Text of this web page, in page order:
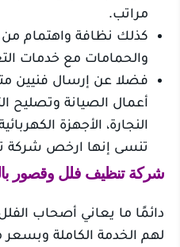
مراتب.
كذلك نظافة واهتمام
والحمامات مع خدمات
فضلا عن إرسال فنيين
أعمال الصيانة وتصليح
النجارة، الأجهزة
تنسى إنها ارخص شركة
شركة تنظيف فلل وقصور بالدمام
دائمًا ما يعاني أصحاب
لهم الخدمة الكاملة